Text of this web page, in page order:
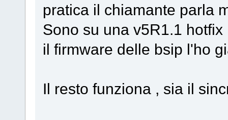
pratica il chiamante parla
Sono su una v5R1.1 hotfix
il firmware delle bsip l'ho
Il resto funziona , sia il